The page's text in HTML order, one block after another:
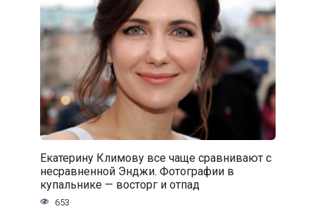
Екатерину Климову все чаще сравнивают с
несравненной Энджи. Фотографии в
купальнике — восторг и отпад
653